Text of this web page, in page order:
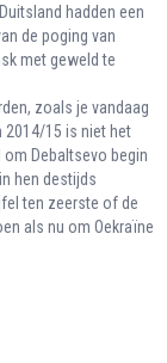
hadden een
de poging van
met geweld te
zoals je vandaag
2014/15 is niet het
Debaltsevo begin
hen destijds
ten zeerste of de
als nu om Oekraïne